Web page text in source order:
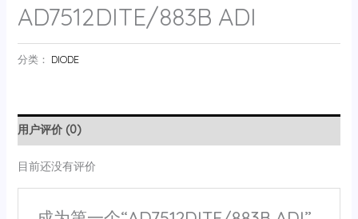
AD7512DITE/883B ADI
分类： DIODE
用户评价 (0)
目前还没有评价